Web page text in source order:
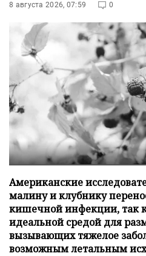
8 августа 2026, 07:59 0
Американские
малину и клубнику
кишечной инфекции, так
идеальной средой для
вызывающих тяжелое
возможным летальным